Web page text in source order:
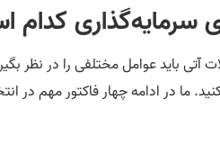
سرمایه‌گذاری کدام
باید عوامل مختلفی را در نظر
ما در ادامه چهار فاکتور مهم در